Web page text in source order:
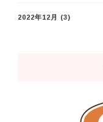
2022年12月 (3)